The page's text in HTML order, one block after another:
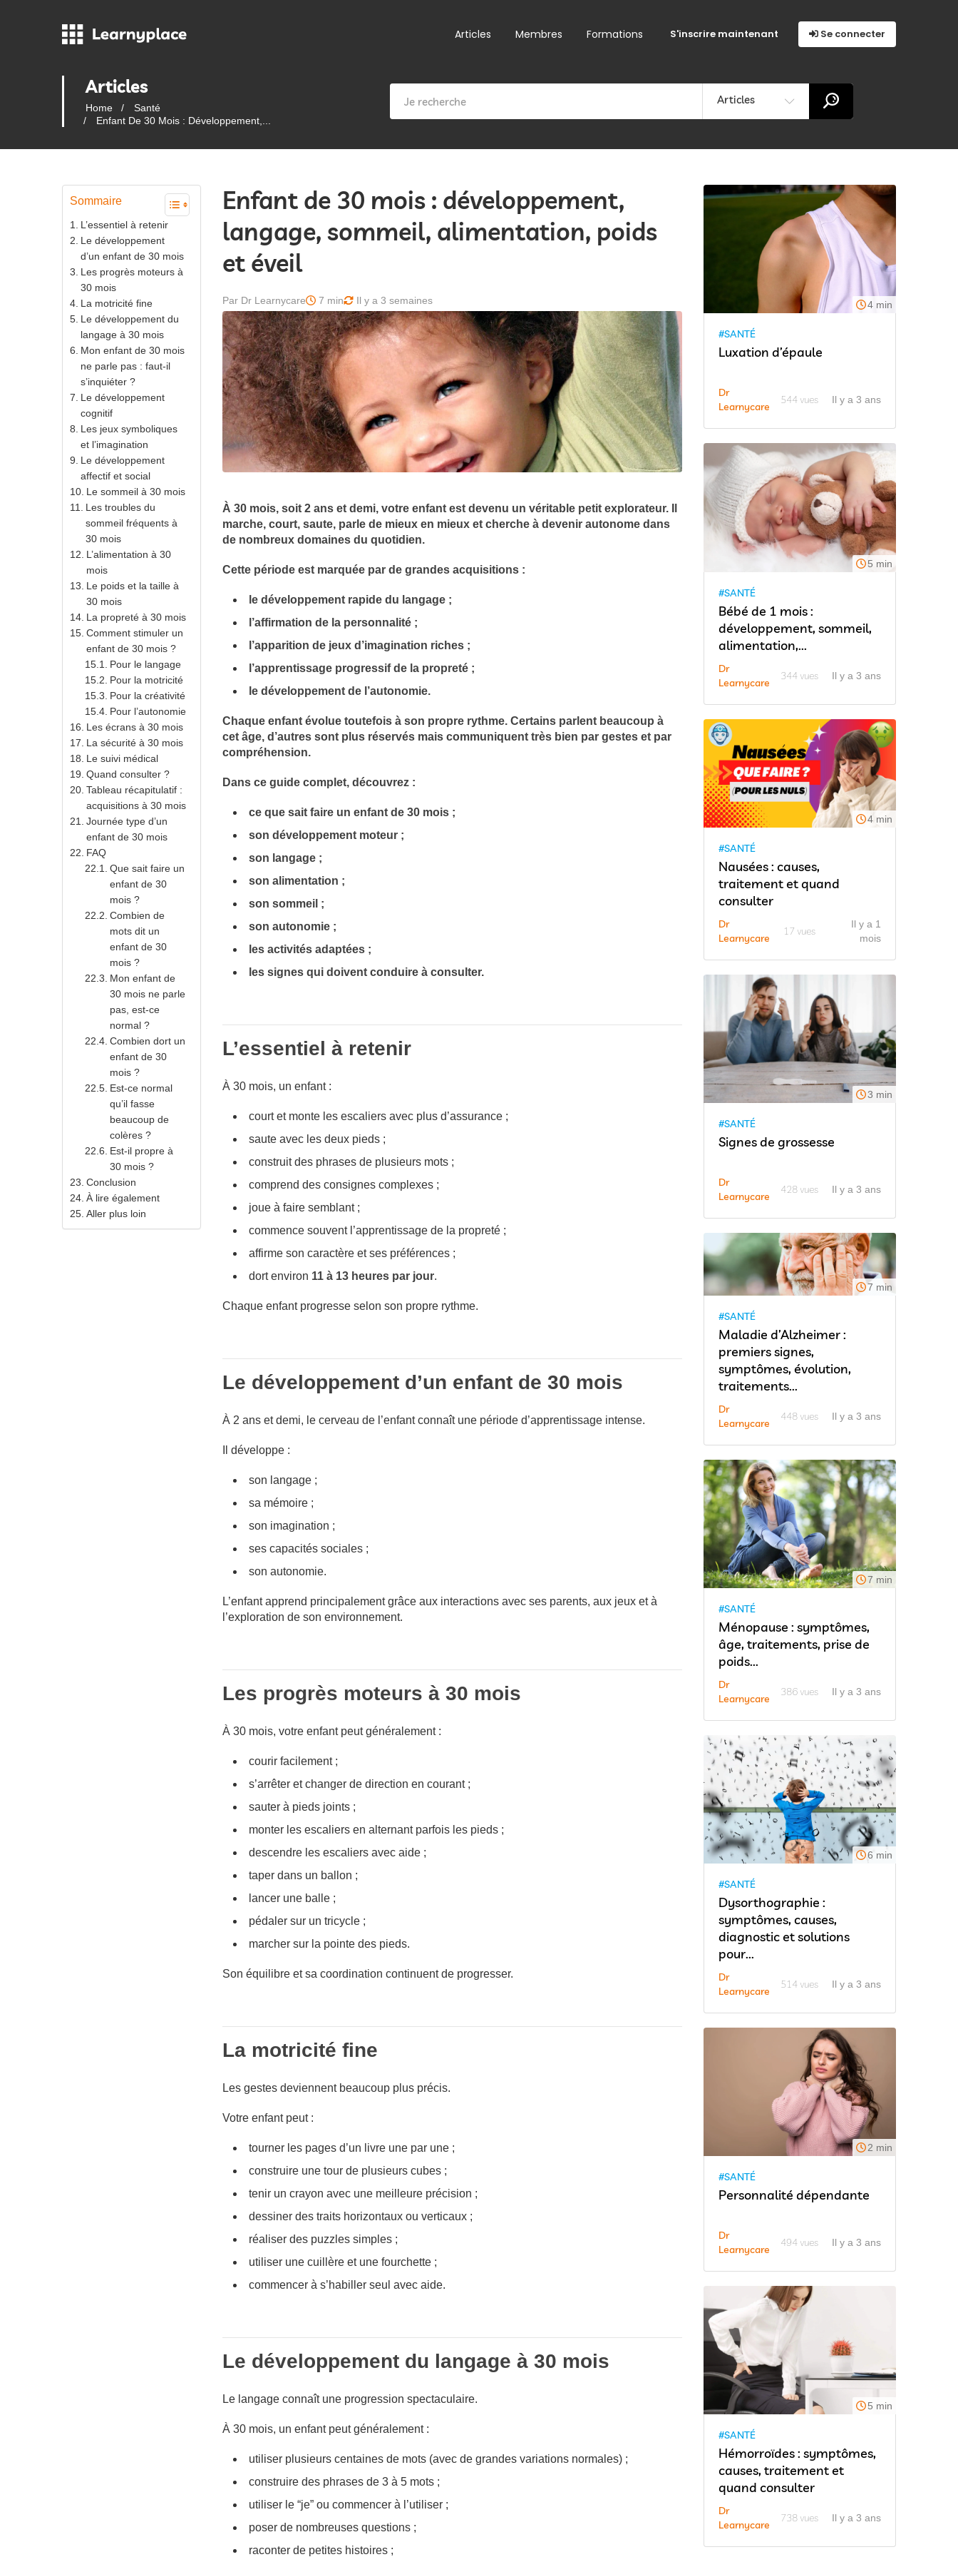
Articles Membres Formations Se connecter
S'inscrire maintenant
Articles
Home
Santé
Enfant De 30 Mois : Développement,...
Articles
Sommaire
L’essentiel à retenir
Le développement
d’un enfant de 30 mois
Les progrès moteurs à
30 mois
La motricité fine
Le développement du
langage à 30 mois
Mon enfant de 30 mois
ne parle pas : faut-il
s’inquiéter ?
Le développement
cognitif
Les jeux symboliques
et l’imagination
Le développement
affectif et social
Le sommeil à 30 mois
Les troubles du
sommeil fréquents à
30 mois
L’alimentation à 30
mois
Le poids et la taille à
30 mois
La propreté à 30 mois
Comment stimuler un
enfant de 30 mois ?
Pour le langage
Pour la motricité
Pour la créativité
Pour l’autonomie
Les écrans à 30 mois
La sécurité à 30 mois
Le suivi médical
Quand consulter ?
Tableau récapitulatif :
acquisitions à 30 mois
Journée type d’un
enfant de 30 mois
FAQ
Que sait faire un
enfant de 30
mois ?
Combien de
mots dit un
enfant de 30
mois ?
Mon enfant de
30 mois ne parle
pas, est-ce
normal ?
Combien dort un
enfant de 30
mois ?
Est-ce normal
qu’il fasse
beaucoup de
colères ?
Est-il propre à
30 mois ?
Conclusion
À lire également
Aller plus loin
Enfant de 30 mois : développement,
langage, sommeil, alimentation, poids
et éveil
Par Dr Learnycare 7 min Il y a 3 semaines
À 30 mois, soit 2 ans et demi, votre enfant est devenu un véritable petit explorateur. Il
marche, court, saute, parle de mieux en mieux et cherche à devenir autonome dans
de nombreux domaines du quotidien.
Cette période est marquée par de grandes acquisitions :
le développement rapide du langage ;
l’affirmation de la personnalité ;
l’apparition de jeux d’imagination riches ;
l’apprentissage progressif de la propreté ;
le développement de l’autonomie.
Chaque enfant évolue toutefois à son propre rythme. Certains parlent beaucoup à
cet âge, d’autres sont plus réservés mais communiquent très bien par gestes et par
compréhension.
Dans ce guide complet, découvrez :
ce que sait faire un enfant de 30 mois ;
son développement moteur ;
son langage ;
son alimentation ;
son sommeil ;
son autonomie ;
les activités adaptées ;
les signes qui doivent conduire à consulter.
L’essentiel à retenir
À 30 mois, un enfant :
court et monte les escaliers avec plus d’assurance ;
saute avec les deux pieds ;
construit des phrases de plusieurs mots ;
comprend des consignes complexes ;
joue à faire semblant ;
commence souvent l’apprentissage de la propreté ;
affirme son caractère et ses préférences ;
dort environ 11 à 13 heures par jour.
Chaque enfant progresse selon son propre rythme.
Le développement d’un enfant de 30 mois
À 2 ans et demi, le cerveau de l’enfant connaît une période d’apprentissage intense.
Il développe :
son langage ;
sa mémoire ;
son imagination ;
ses capacités sociales ;
son autonomie.
L’enfant apprend principalement grâce aux interactions avec ses parents, aux jeux et à
l’exploration de son environnement.
Les progrès moteurs à 30 mois
À 30 mois, votre enfant peut généralement :
courir facilement ;
s’arrêter et changer de direction en courant ;
sauter à pieds joints ;
monter les escaliers en alternant parfois les pieds ;
descendre les escaliers avec aide ;
taper dans un ballon ;
lancer une balle ;
pédaler sur un tricycle ;
marcher sur la pointe des pieds.
Son équilibre et sa coordination continuent de progresser.
La motricité fine
Les gestes deviennent beaucoup plus précis.
Votre enfant peut :
tourner les pages d’un livre une par une ;
construire une tour de plusieurs cubes ;
tenir un crayon avec une meilleure précision ;
dessiner des traits horizontaux ou verticaux ;
réaliser des puzzles simples ;
utiliser une cuillère et une fourchette ;
commencer à s’habiller seul avec aide.
Le développement du langage à 30 mois
Le langage connaît une progression spectaculaire.
À 30 mois, un enfant peut généralement :
utiliser plusieurs centaines de mots (avec de grandes variations normales) ;
construire des phrases de 3 à 5 mots ;
utiliser le “je” ou commencer à l’utiliser ;
poser de nombreuses questions ;
raconter de petites histoires ;
4 min
#SANTÉ
Luxation d’épaule
Dr
Learnycare
544 vues Il y a 3 ans
5 min
#SANTÉ
Bébé de 1 mois :
développement, sommeil,
alimentation,...
Dr
Learnycare
344 vues Il y a 3 ans
4 min
#SANTÉ
Nausées : causes,
traitement et quand
consulter
Dr
Learnycare
17 vues
Il y a 1
mois
3 min
#SANTÉ
Signes de grossesse
Dr
Learnycare
428 vues Il y a 3 ans
7 min
#SANTÉ
Maladie d’Alzheimer :
premiers signes,
symptômes, évolution,
traitements...
Dr
Learnycare
448 vues Il y a 3 ans
7 min
#SANTÉ
Ménopause : symptômes,
âge, traitements, prise de
poids...
Dr
Learnycare
386 vues Il y a 3 ans
6 min
#SANTÉ
Dysorthographie :
symptômes, causes,
diagnostic et solutions
pour...
Dr
Learnycare
514 vues Il y a 3 ans
2 min
#SANTÉ
Personnalité dépendante
Dr
Learnycare
494 vues Il y a 3 ans
5 min
#SANTÉ
Hémorroïdes : symptômes,
causes, traitement et
quand consulter
Dr
Learnycare
738 vues Il y a 3 ans